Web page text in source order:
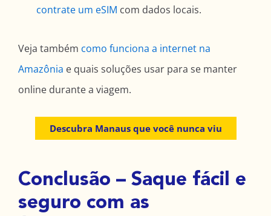
contrate um eSIM com dados locais.
Veja também como funciona a internet na
Amazônia e quais soluções usar para se manter
online durante a viagem.
Descubra Manaus que você nunca viu
Conclusão – Saque fácil e
seguro com as